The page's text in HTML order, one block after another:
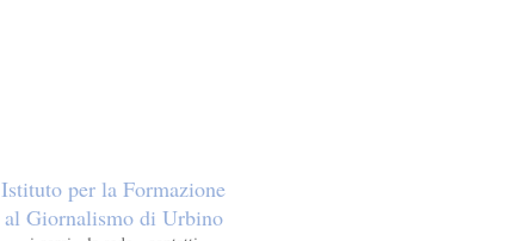
Istituto per la Formazione
al Giornalismo di Urbino